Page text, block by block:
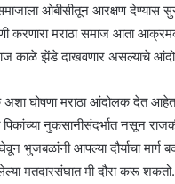
ओबीसीतून आरक्षण देण्यास
करणारा मराठा समाज आता आक्रमक
काळे झेंडे दाखवणार असल्याचे
घोषणा मराठा आंदोलक देत आहेत.
पिकांच्या नुकसानीसंदर्भात नसून
घेवून भुजबळांनी आपल्या दौर्याचा
मतदारसंघात मी दौरा करू